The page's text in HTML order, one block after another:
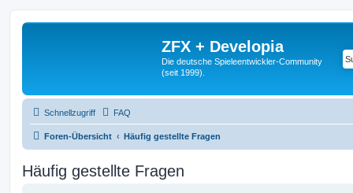
ZFX + Developia
Die deutsche Spieleentwickler-Community
(seit 1999).
Schnellzugriff FAQ
Foren-Übersicht Häufig gestellte Fragen
Häufig gestellte Fragen